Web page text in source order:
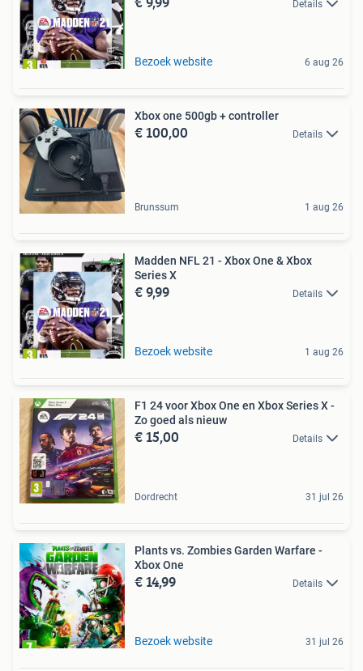
Details
Bezoek website 6 aug 26
Xbox one 500gb + controller
€ 100,00 Details
Brunssum 1 aug 26
Madden NFL 21 - Xbox One & Xbox
Series X
€ 9,99 Details
Bezoek website 1 aug 26
F1 24 voor Xbox One en Xbox Series X -
Zo goed als nieuw
€ 15,00 Details
Dordrecht 31 jul 26
Plants vs. Zombies Garden Warfare -
Xbox One
€ 14,99 Details
Bezoek website 31 jul 26